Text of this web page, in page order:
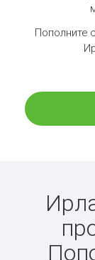
Пополните